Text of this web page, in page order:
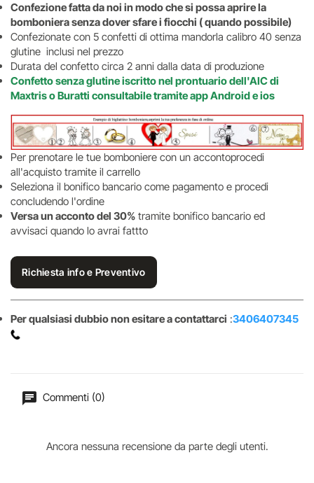
Confezione fatta da noi in modo che si possa aprire la
bomboniera senza dover sfare i fiocchi ( quando possibile)
Confezionate con 5 confetti di ottima mandorla calibro 40 senza
glutine inclusi nel prezzo
Durata del confetto circa 2 anni dalla data di produzione
Confetto senza glutine iscritto nel prontuario dell'AIC di
Maxtris o Buratti consultabile tramite app Android e ios
Per prenotare le tue bomboniere con un accontoprocedi
all'acquisto tramite il carrello
Seleziona il bonifico bancario come pagamento e procedi
concludendo l'ordine
Versa un acconto del 30% tramite bonifico bancario ed
avvisaci quando lo avrai fattto
Richiesta info e Preventivo
Per qualsiasi dubbio non esitare a contattarci :3406407345
Commenti (0)
Ancora nessuna recensione da parte degli utenti.